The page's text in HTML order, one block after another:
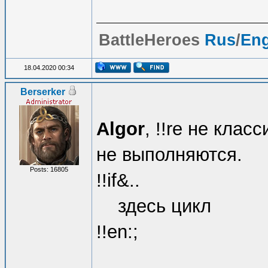
BattleHeroes Rus/
18.04.2020 00:34
Berserker
Posts: 16805
Algor, !!re не
не выполняются.
!!if&..
здесь цикл
!!en:;